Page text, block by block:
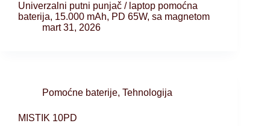
Univerzalni putni punjač / laptop pomoćna
baterija, 15.000 mAh, PD 65W, sa magnetom
mart 31, 2026
Pomoćne baterije, Tehnologija
MISTIK 10PD